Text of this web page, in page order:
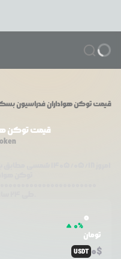
قیمتتوکن هواداران فدراسیون
قیمت توکن
0%
0
تومان
USDT 0$